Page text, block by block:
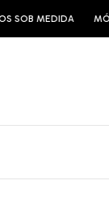
MÓVEIS 100% MDF